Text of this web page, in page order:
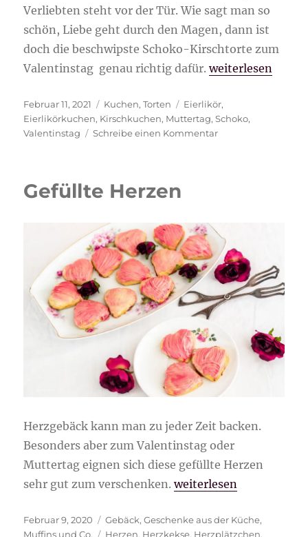
Verliebten steht vor der Tür. Wie sagt man so
schön, Liebe geht durch den Magen, dann ist
doch die beschwipste Schoko-Kirschtorte zum
Valentinstag genau richtig dafür.„Beschwipste
weiterlesen
Veröffentlicht
am
Februar 11, 2021 Kategorien
Kuchen,Torten Schlagwörter
Eierlikör,
Eierlikörkuchen, Kirschkuchen, Muttertag,Schoko,
Valentinstag
Schreibe einen Kommentarzu
Gefüllte Herzen
Herzgebäck kann man zu jeder Zeit backen.
Besonders aber zum Valentinstag oder
Muttertag eignen sich diese gefüllte Herzen
sehr gut zum verschenken.„Gefüllte Herzen“
weiterlesen
Veröffentlicht
am
Februar 9, 2020 Kategorien
Gebäck,Geschenke aus der Küche,
Muffins und Co.
Schlagwörter
Herzen, Herzkekse, Herzplätzchen,